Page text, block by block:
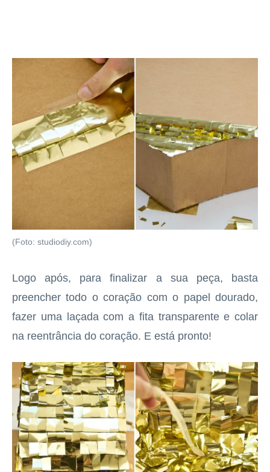
(Foto: studiodiy.com)
Logo após, para finalizar a sua peça, basta
preencher todo o coração com o papel dourado,
fazer uma laçada com a fita transparente e colar
na reentrância do coração. E está pronto!